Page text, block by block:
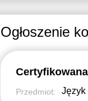
Ogłoszenie
Przedmiot: Język